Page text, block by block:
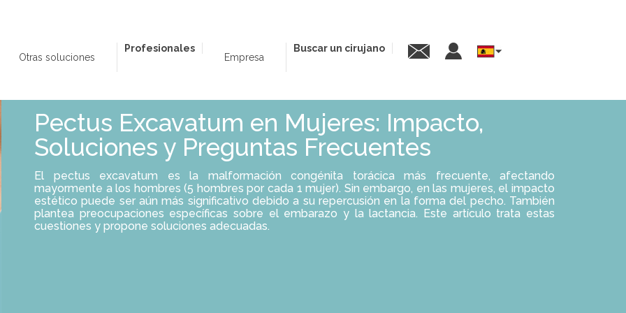
Otras soluciones
Profesionales
Empresa
Buscar un cirujano
Select
your
Pectus Excavatum en Mujeres: Impacto,
Soluciones y Preguntas Frecuentes
El pectus excavatum es la malformación congénita torácica más frecuente, afectando
mayormente a los hombres (5 hombres por cada 1 mujer). Sin embargo, en las mujeres, el impacto
estético puede ser aún más significativo debido a su repercusión en la forma del pecho. También
plantea preocupaciones específicas sobre el embarazo y la lactancia. Este artículo trata estas
cuestiones y propone soluciones adecuadas.